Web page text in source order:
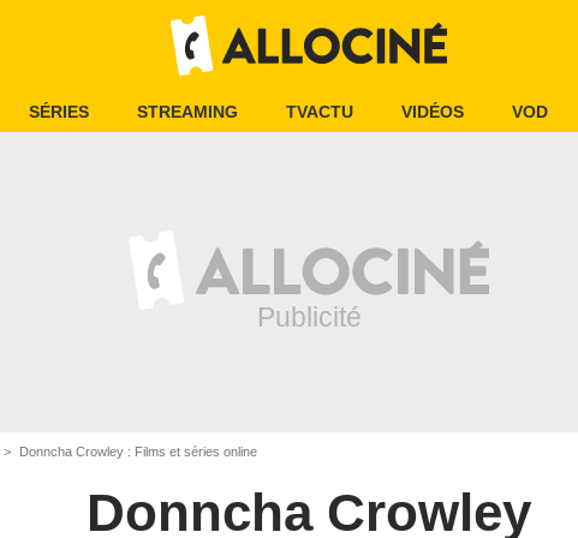
SÉRIES STREAMING TVACTU VIDÉOS VOD
Donncha Crowley : Films et séries online
Donncha Crowley